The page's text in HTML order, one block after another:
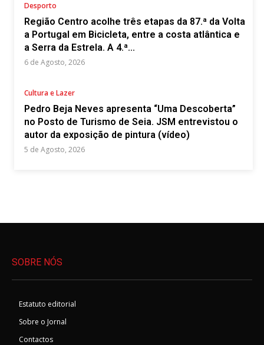
Desporto
Região Centro acolhe três etapas da 87.ª da Volta
a Portugal em Bicicleta, entre a costa atlântica e
a Serra da Estrela. A 4.ª...
6 de Agosto, 2026
Cultura e Lazer
Pedro Beja Neves apresenta “Uma Descoberta”
no Posto de Turismo de Seia. JSM entrevistou o
autor da exposição de pintura (vídeo)
5 de Agosto, 2026
SOBRE NÓS
Estatuto editorial
Sobre o Jornal
Contactos